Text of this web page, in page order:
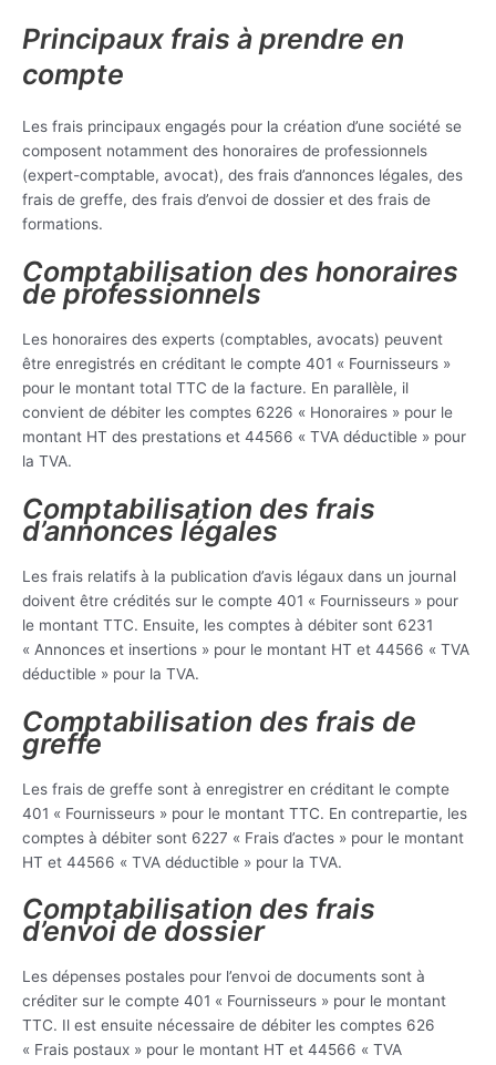
Principaux frais à prendre en
compte
Les frais principaux engagés pour la création d’une société se
composent notamment des honoraires de professionnels
(expert-comptable, avocat), des frais d’annonces légales, des
frais de greffe, des frais d’envoi de dossier et des frais de
formations.
Comptabilisation des honoraires
de professionnels
Les honoraires des experts (comptables, avocats) peuvent
être enregistrés en créditant le compte 401 « Fournisseurs »
pour le montant total TTC de la facture. En parallèle, il
convient de débiter les comptes 6226 « Honoraires » pour le
montant HT des prestations et 44566 « TVA déductible » pour
la TVA.
Comptabilisation des frais
d’annonces légales
Les frais relatifs à la publication d’avis légaux dans un journal
doivent être crédités sur le compte 401 « Fournisseurs » pour
le montant TTC. Ensuite, les comptes à débiter sont 6231
« Annonces et insertions » pour le montant HT et 44566 « TVA
déductible » pour la TVA.
Comptabilisation des frais de
greffe
Les frais de greffe sont à enregistrer en créditant le compte
401 « Fournisseurs » pour le montant TTC. En contrepartie, les
comptes à débiter sont 6227 « Frais d’actes » pour le montant
HT et 44566 « TVA déductible » pour la TVA.
Comptabilisation des frais
d’envoi de dossier
Les dépenses postales pour l’envoi de documents sont à
créditer sur le compte 401 « Fournisseurs » pour le montant
TTC. Il est ensuite nécessaire de débiter les comptes 626
« Frais postaux » pour le montant HT et 44566 « TVA